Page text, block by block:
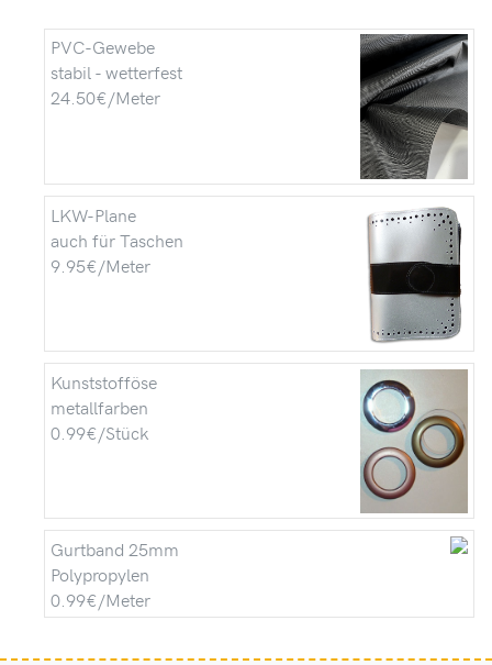
PVC-Gewebe
stabil - wetterfest
24.50€/Meter
LKW-Plane
auch für Taschen
9.95€/Meter
Kunststofföse
metallfarben
0.99€/Stück
Gurtband 25mm
Polypropylen
0.99€/Meter